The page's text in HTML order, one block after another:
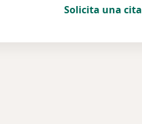
Dudas solucionadas (1)
Solicita una cita